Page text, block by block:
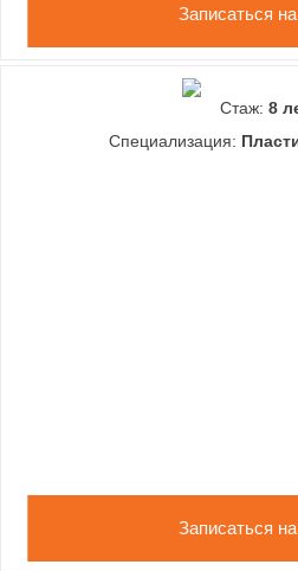
Записаться
Стаж: 8
Специализация:
Записаться